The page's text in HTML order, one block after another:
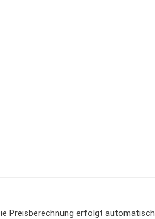
Preisberechnung erfolgt automatisch.